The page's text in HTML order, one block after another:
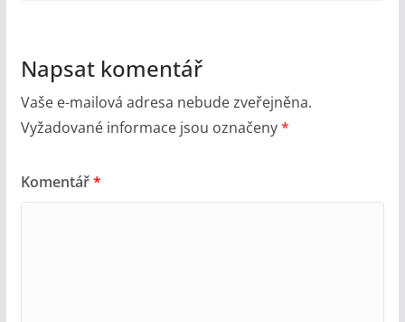
Napsat komentář
Vaše e-mailová adresa nebude zveřejněna.
Vyžadované informace jsou označeny*
Komentář*